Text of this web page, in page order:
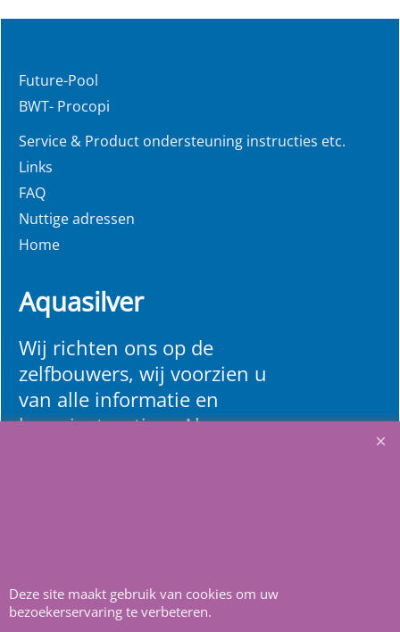
Klik hier
Future-Pool
BWT- Procopi
Service & Product ondersteuning instructies etc.
Links
FAQ
Nuttige adressen
Home
Aquasilver
Wij richten ons op de
zelfbouwers, wij voorzien u
van alle informatie en
bouwinstructies. Al meer
Deze site maakt gebruik van cookies om uw
bezoekerservaring te verbeteren.